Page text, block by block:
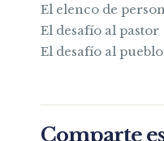
El elenco de
El desafío al pastor
El desafío al pueblo
Comparte